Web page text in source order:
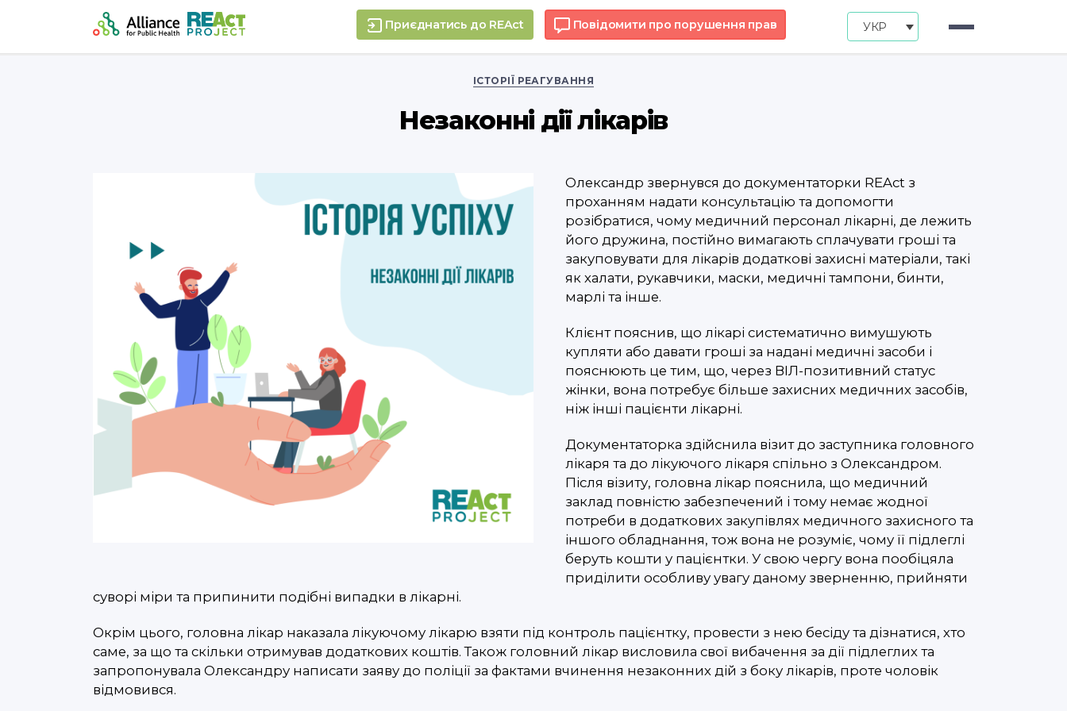
Приєднатись до REAct Повідомити про порушення прав УКР
Categories
ІСТОРІЇ РЕАГУВАННЯ
Незаконні дії лікарів
Олександр звернувся до документаторки REAct з
проханням надати консультацію та допомогти
розібратися, чому медичний персонал лікарні, де лежить
його дружина, постійно вимагають сплачувати гроші та
закуповувати для лікарів додаткові захисні матеріали, такі
як халати, рукавчики, маски, медичні тампони, бинти,
марлі та інше.
Клієнт пояснив, що лікарі систематично вимушують
купляти або давати гроші за надані медичні засоби і
пояснюють це тим, що, через ВІЛ-позитивний статус
жінки, вона потребує більше захисних медичних засобів,
ніж інші пацієнти лікарні.
Документаторка здійснила візит до заступника головного
лікаря та до лікуючого лікаря спільно з Олександром.
Після візиту, головна лікар пояснила, що медичний
заклад повністю забезпечений і тому немає жодної
потреби в додаткових закупівлях медичного захисного та
іншого обладнання, тож вона не розуміє, чому її підлеглі
беруть кошти у пацієнтки. У свою чергу вона пообіцяла
приділити особливу увагу даному зверненню, прийняти
суворі міри та припинити подібні випадки в лікарні.
Окрім цього, головна лікар наказала лікуючому лікарю взяти під контроль пацієнтку, провести з нею бесіду та дізнатися, хто
саме, за що та скільки отримував додаткових коштів. Також головний лікар висловила свої вибачення за дії підлеглих та
запропонувала Олександру написати заяву до поліції за фактами вчинення незаконних дій з боку лікарів, проте чоловік
відмовився.